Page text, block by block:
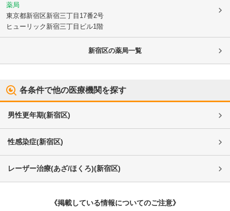
薬局
東京都新宿区新宿三丁目17番2号
ヒューリック新宿三丁目ビル1階
新宿区の薬局一覧
各条件で他の医療機関を探す
男性更年期(新宿区)
性感染症(新宿区)
レーザー治療(あざ/ほくろ)(新宿区)
《掲載している情報についてのご注意》